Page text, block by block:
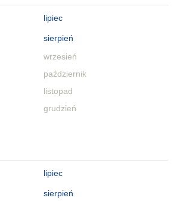
lipiec
sierpień
wrzesień
październik
listopad
grudzień
lipiec
sierpień